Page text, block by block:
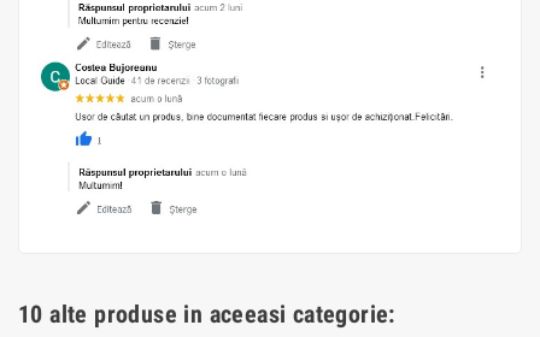
10 alte produse in aceeasi categorie: